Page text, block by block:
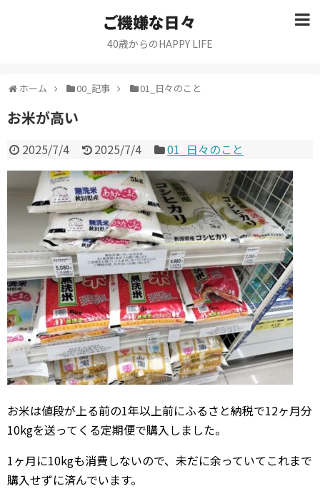
ご機嫌な日々
40歳からのHAPPY LIFE
ホーム 00_記事 01_日々のこと
お米が高い
2025/7/4 2025/7/4 01_日々のこと
お米は値段が上る前の1年以上前にふるさと納税で12ヶ月分
10kgを送ってくる定期便で購入しました。
1ヶ月に10kgも消費しないので、未だに余っていてこれまで
購入せずに済んでいます。